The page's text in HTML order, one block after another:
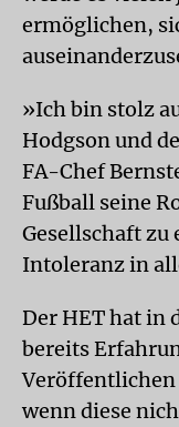
ermöglichen,
»Ich bin stolz
Hodgson und
FA-Chef
Fußball seine
Gesellschaft zu
Intoleranz in
Der HET hat in
bereits
wenn diese